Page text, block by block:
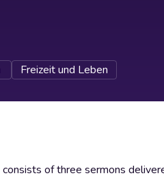
Freizeit und Leben
of three sermons